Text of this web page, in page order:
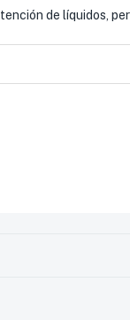
de líquidos,